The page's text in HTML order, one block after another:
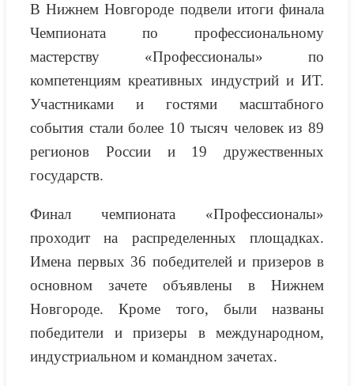
В Нижнем Новгороде подвели итоги финала
Чемпионата по профессиональному
мастерству «Профессионалы» по
компетенциям креативных индустрий и ИТ.
Участниками и гостями масштабного
события стали более 10 тысяч человек из 89
регионов России и 19 дружественных
государств.
Финал чемпионата «Профессионалы»
проходит на распределенных площадках.
Имена первых 36 победителей и призеров в
основном зачете объявлены в Нижнем
Новгороде. Кроме того, были названы
победители и призеры в международном,
индустриальном и командном зачетах.